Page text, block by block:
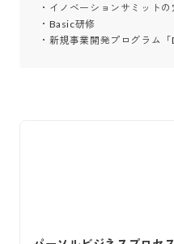
・イノベーションサミット
・Basic研修
・新規事業開発プログラム